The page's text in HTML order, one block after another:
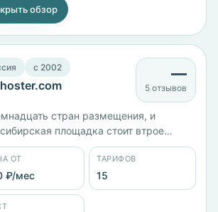
обзор
c 2002 —
5 отзывов
стран размещения, и
площадка стоит втрое
базовой: VDS-1 с 522 МБ памяти —
₽/мес против 299 ₽/мес в
VDS-2 с 1 ГБ — 180 против
мес. Пятнадцать тарифов от 150 ₽/
тест 15 дней, оплата в том числе
ОТ
₽/мес
ТАРИФОВ
15